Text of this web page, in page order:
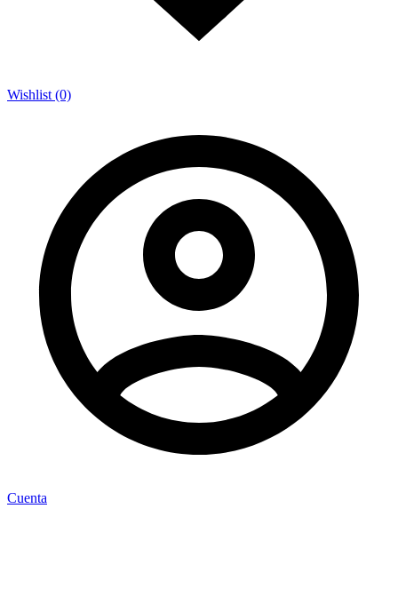
Wishlist (0)
Cuenta